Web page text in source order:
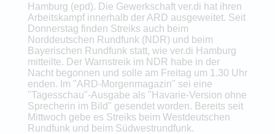
Hamburg (epd). Die Gewerkschaft ver.di hat ihren
Arbeitskampf innerhalb der ARD ausgeweitet. Seit
Donnerstag finden Streiks auch beim
Norddeutschen Rundfunk (NDR) und beim
Bayerischen Rundfunk statt, wie ver.di Hamburg
mitteilte. Der Warnstreik im NDR habe in der
Nacht begonnen und solle am Freitag um 1.30 Uhr
enden. Im "ARD-Morgenmagazin" sei eine
"Tagesschau"-Ausgabe als "Havarie-Version ohne
Sprecherin im Bild" gesendet worden. Bereits seit
Mittwoch gebe es Streiks beim Westdeutschen
Rundfunk und beim Südwestrundfunk.